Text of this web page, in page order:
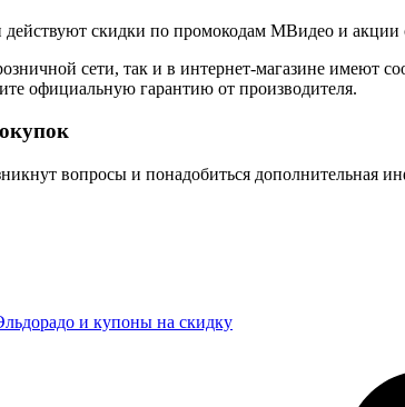
скидки по промокодам МВидео и акции
сети, так и в интернет-магазине
официальную гарантию от производителя.
вопросы и понадобиться дополнительная
и купоны на скидку